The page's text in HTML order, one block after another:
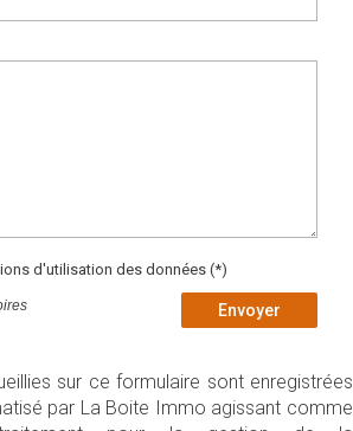
d'utilisation des données (*)
Envoyer
sur ce formulaire sont enregistrées
par La Boite Immo agissant comme